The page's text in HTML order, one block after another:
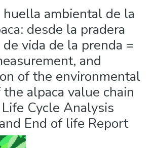
huella ambiental de la
desde la pradera
vida de la prenda =
and
of the environmental
alpaca value chain
Cycle Analysis
End of life Report